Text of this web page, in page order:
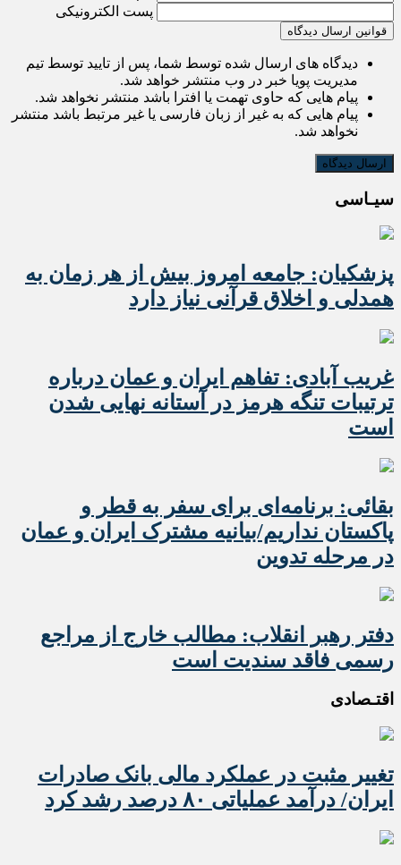
پست الکترونیکی
قوانین ارسال دیدگاه
دیدگاه های ارسال شده توسط شما، پس از تایید توسط تیم
مدیریت پویا خبر در وب منتشر خواهد شد.
پیام هایی که حاوی تهمت یا افترا باشد منتشر نخواهد شد.
پیام هایی که به غیر از زبان فارسی یا غیر مرتبط باشد منتشر
نخواهد شد.
سیـاسی
پزشکیان: جامعه امروز بیش از هر زمان به
همدلی و اخلاق قرآنی نیاز دارد
غریب آبادی: تفاهم ایران و عمان درباره
ترتیبات تنگه هرمز در آستانه نهایی شدن
است
بقائی: برنامه‌ای برای سفر به قطر و
پاکستان نداریم/بیانیه مشترک ایران و عمان
در مرحله تدوین
دفتر رهبر انقلاب: مطالب خارج از مراجع
رسمی فاقد سندیت است
اقتـصادی
تغییر مثبت در عملکرد مالی بانک صادرات
ایران/ درآمد عملیاتی ۸۰ درصد رشد کرد